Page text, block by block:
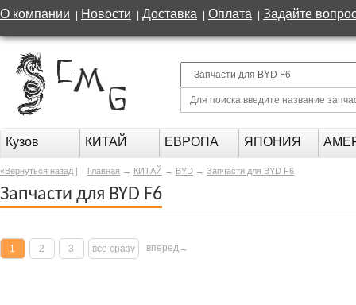
О компании Новости Доставка Оплата Задайте
Кузов КИТАЙ ЕВРОПА ЯПОНИЯ
«Вернуться назад | Главная → КИТАЙ → BYD → Запчасти для BYD F6
Запчасти для BYD F6
1 2 3 все сразу вперед→